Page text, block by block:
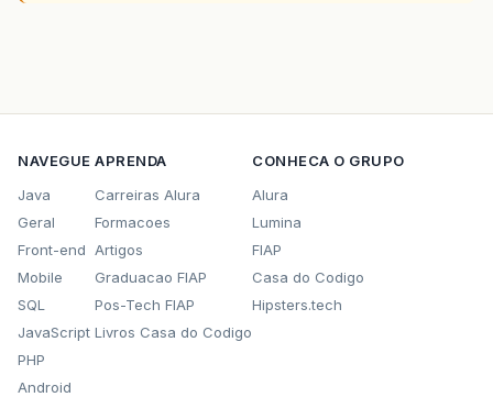
NAVEGUE
Java
Geral
Front-end
Mobile
SQL
JavaScript
PHP
Android
APRENDA
Carreiras Alura
Formacoes
Artigos
Graduacao FIAP
Pos-Tech FIAP
Livros Casa do Codigo
CONHECA O GRUPO
Alura
Lumina
FIAP
Casa do Codigo
Hipsters.tech